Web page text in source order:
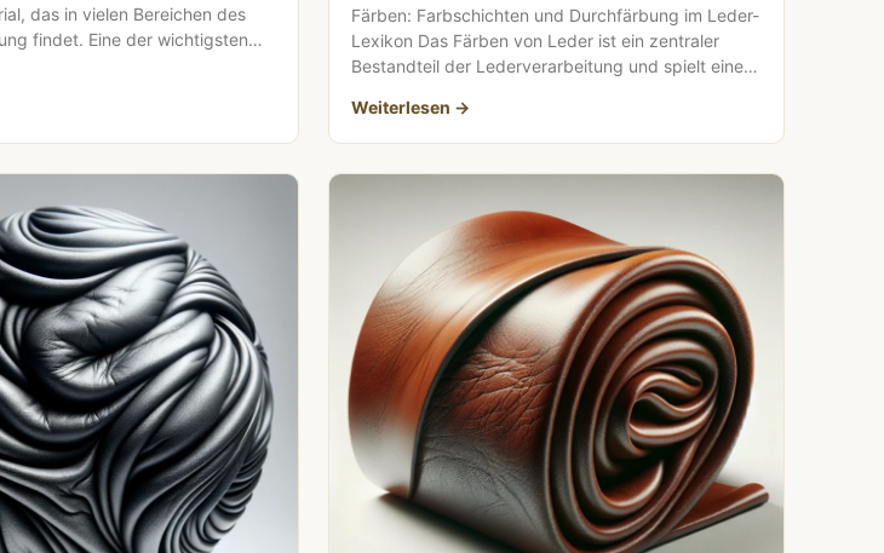
das in vielen Bereichen des
findet. Eine der wichtigsten
Färben: Farbschichten und Durchfärbung im Leder-
Lexikon Das Färben von Leder ist ein zentraler
Bestandteil der Lederverarbeitung und spielt eine
Weiterlesen →